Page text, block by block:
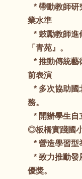
* 帶動教師研
業水準
* 鼓勵教師進
「青苑』。
* 推動傳統藝
前表演
* 多次協助國
務。
* 開辦學生自
◎板橋實踐國
* 營造學習型
* 致力推動發
優獎。